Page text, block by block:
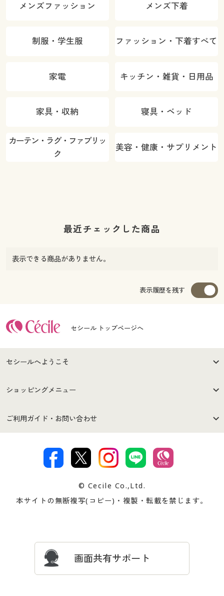
メンズファッション メンズ下着
制服・学生服 ファッション・下着すべて
家電 キッチン・雑貨・日用品
家具・収納 寝具・ベッド
カーテン・ラグ・ファブリッ
ク
美容・健康・サプリメント
最近チェックした商品
表示できる商品がありません。
表示履歴を残す
セシール トップページへ
セシールへようこそ
はじめての方へ
セシールご利用規約
著作権・商標について 会社案内
ショッピングメニュー
商品カテゴリ
プレゼント＆キャンペーン サイトマップ
ご利用ガイド・お問い合わせ
交換・返品は お支払は
ついて
忘れの場合
© Cecile Co.,Ltd.
本サイトの無断複写(コピー)・複製・転載を禁じます。
画面共有サポート